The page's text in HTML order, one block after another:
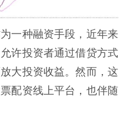
一种融资手段，近年来
许投资者通过借贷方式
大投资收益。然而，这
配资线上平台，也伴随